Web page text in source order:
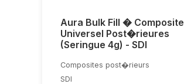
Aura Bulk Fill � Composite
Universel Post�rieures
(Seringue 4g) - SDI
Composites post�rieurs
SDI